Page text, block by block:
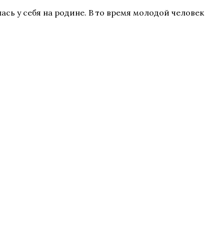
у себя на родине. В то время молодой человек